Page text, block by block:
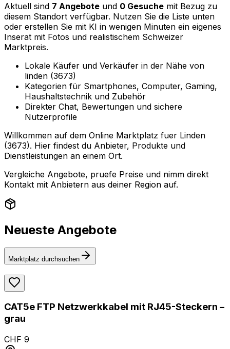
Aktuell sind 7 Angebote und 0 Gesuche mit Bezug zu
diesem Standort verfügbar. Nutzen Sie die Liste unten
oder erstellen Sie mit KI in wenigen Minuten ein eigenes
Inserat mit Fotos und realistischem Schweizer
Marktpreis.
Lokale Käufer und Verkäufer in der Nähe von
linden (3673)
Kategorien für Smartphones, Computer, Gaming,
Haushaltstechnik und Zubehör
Direkter Chat, Bewertungen und sichere
Nutzerprofile
Willkommen auf dem Online Marktplatz fuer Linden
(3673). Hier findest du Anbieter, Produkte und
Dienstleistungen an einem Ort.
Vergleiche Angebote, pruefe Preise und nimm direkt
Kontakt mit Anbietern aus deiner Region auf.
Neueste Angebote
Marktplatz durchsuchen
CAT5e FTP Netzwerkkabel mit RJ45-Steckern –
grau
CHF 9